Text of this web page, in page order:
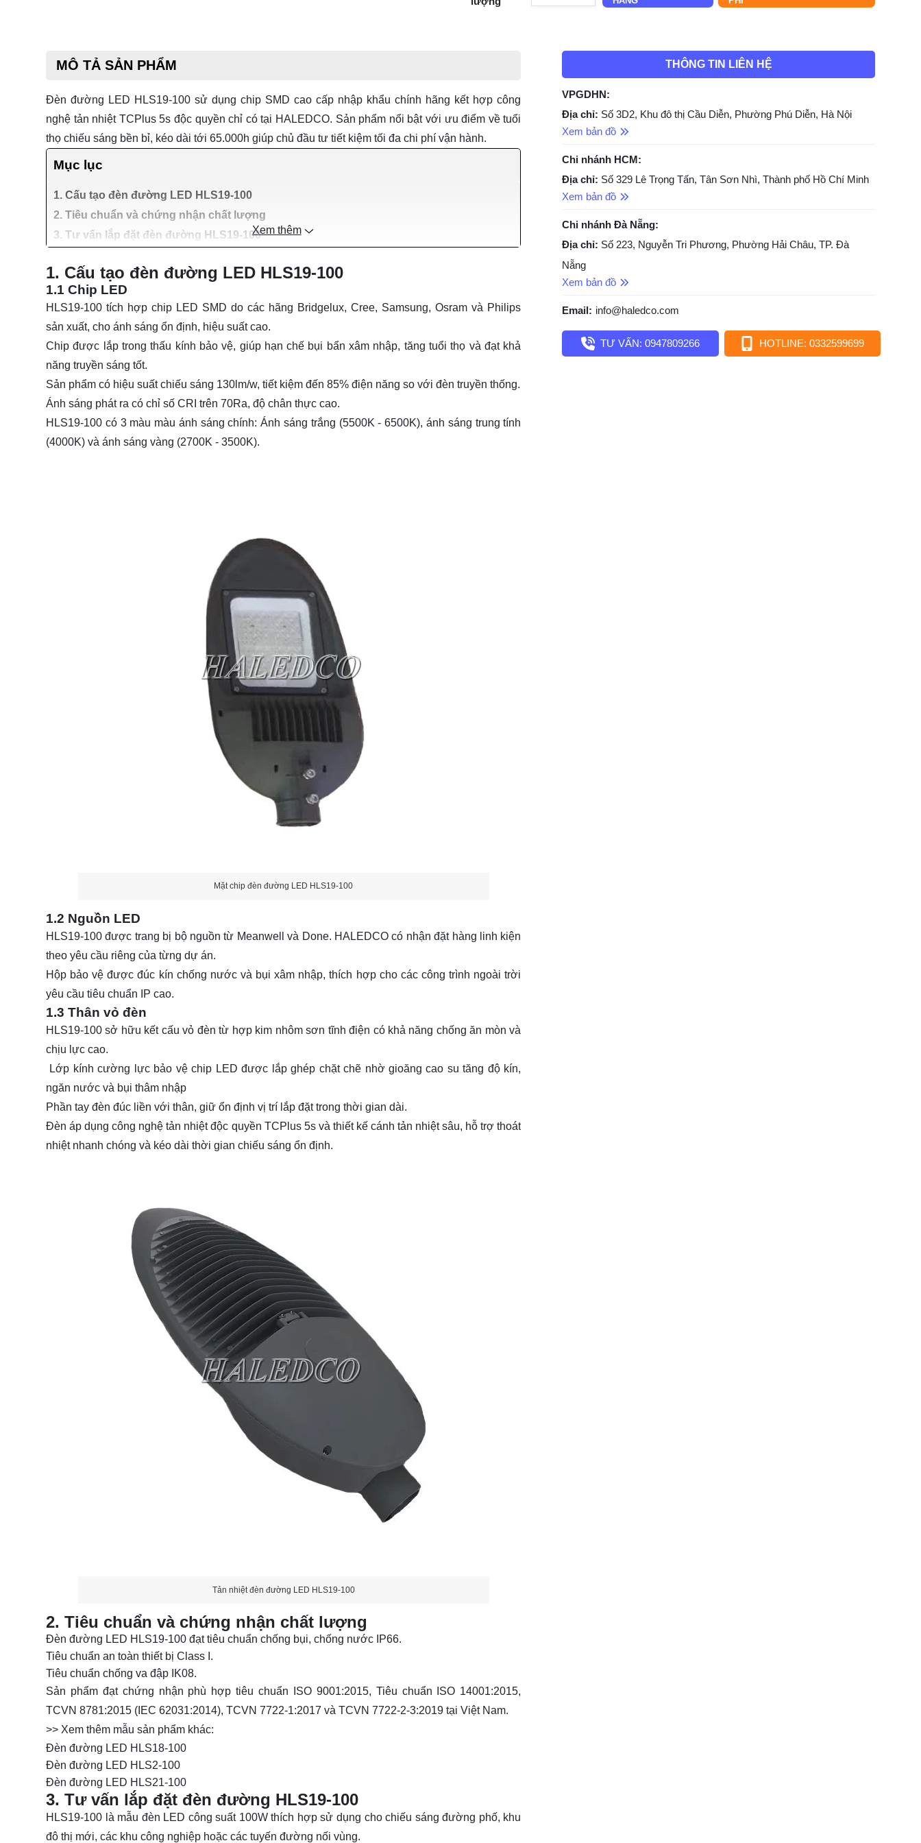
MÔ TẢ SẢN PHẨM
Đèn đường LED HLS19-100 sử dụng chip SMD cao cấp nhập khẩu chính hãng kết hợp công
nghệ tản nhiệt TCPlus 5s độc quyền chỉ có tại HALEDCO. Sản phẩm nổi bật với ưu điểm về tuổi
thọ chiếu sáng bền bỉ, kéo dài tới 65.000h giúp chủ đầu tư tiết kiệm tối đa chi phí vận hành.
Mục lục
1. Cấu tạo đèn đường LED HLS19-100
2. Tiêu chuẩn và chứng nhận chất lượng
3. Tư vấn lắp đặt đèn đường HLS19-100Xem thêm
1. Cấu tạo đèn đường LED HLS19-100
1.1 Chip LED
HLS19-100 tích hợp chip LED SMD do các hãng Bridgelux, Cree, Samsung, Osram và Philips
sản xuất, cho ánh sáng ổn định, hiệu suất cao.
Chip được lắp trong thấu kính bảo vệ, giúp hạn chế bụi bẩn xâm nhập, tăng tuổi thọ và đạt khả
năng truyền sáng tốt.
Sản phẩm có hiệu suất chiếu sáng 130lm/w, tiết kiệm đến 85% điện năng so với đèn truyền thống.
Ánh sáng phát ra có chỉ số CRI trên 70Ra, độ chân thực cao.
HLS19-100 có 3 màu màu ánh sáng chính: Ánh sáng trắng (5500K - 6500K), ánh sáng trung tính
(4000K) và ánh sáng vàng (2700K - 3500K).
Mặt chip đèn đường LED HLS19-100
1.2 Nguồn LED
HLS19-100 được trang bị bộ nguồn từ Meanwell và Done. HALEDCO có nhận đặt hàng linh kiện
theo yêu cầu riêng của từng dự án.
Hộp bảo vệ được đúc kín chống nước và bụi xâm nhập, thích hợp cho các công trình ngoài trời
yêu cầu tiêu chuẩn IP cao.
1.3 Thân vỏ đèn
HLS19-100 sở hữu kết cấu vỏ đèn từ hợp kim nhôm sơn tĩnh điện có khả năng chống ăn mòn và
chịu lực cao.
Lớp kính cường lực bảo vệ chip LED được lắp ghép chặt chẽ nhờ gioăng cao su tăng độ kín,
ngăn nước và bụi thâm nhập
Phần tay đèn đúc liền với thân, giữ ổn định vị trí lắp đặt trong thời gian dài.
Đèn áp dụng công nghệ tản nhiệt độc quyền TCPlus 5s và thiết kế cánh tản nhiệt sâu, hỗ trợ thoát
nhiệt nhanh chóng và kéo dài thời gian chiếu sáng ổn định.
Tản nhiệt đèn đường LED HLS19-100
2. Tiêu chuẩn và chứng nhận chất lượng
Đèn đường LED HLS19-100 đạt tiêu chuẩn chống bụi, chống nước IP66.
Tiêu chuẩn an toàn thiết bị Class I.
Tiêu chuẩn chống va đập IK08.
Sản phẩm đạt chứng nhận phù hợp tiêu chuẩn ISO 9001:2015, Tiêu chuẩn ISO 14001:2015,
TCVN 8781:2015 (IEC 62031:2014), TCVN 7722-1:2017 và TCVN 7722-2-3:2019 tại Việt Nam.
>> Xem thêm mẫu sản phẩm khác:
Đèn đường LED HLS18-100
Đèn đường LED HLS2-100
Đèn đường LED HLS21-100
3. Tư vấn lắp đặt đèn đường HLS19-100
HLS19-100 là mẫu đèn LED công suất 100W thích hợp sử dụng cho chiếu sáng đường phố, khu
đô thị mới, các khu công nghiệp hoặc các tuyến đường nối vùng.
THÔNG TIN LIÊN HỆ
VPGDHN:
Địa chỉ: Số 3D2, Khu đô thị Cầu Diễn, Phường Phú Diễn, Hà Nội
Xem bản đồ
Chi nhánh HCM:
Địa chỉ: Số 329 Lê Trọng Tấn, Tân Sơn Nhì, Thành phố Hồ Chí Minh
Xem bản đồ
Chi nhánh Đà Nẵng:
Địa chỉ: Số 223, Nguyễn Tri Phương, Phường Hải Châu, TP. Đà
Nẵng
Xem bản đồ
Email: info@haledco.com
TƯ VẤN: 0947809266 HOTLINE: 0332599699